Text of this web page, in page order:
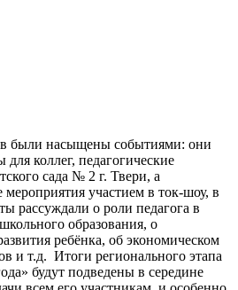
были насыщены событиями: они
коллег, педагогические
сада № 2 г. Твери, а
участием в ток-шоу, в
рассуждали о роли педагога в
образования, о
ребёнка, об экономическом
и т.д. Итоги регионального этапа
будут подведены в середине